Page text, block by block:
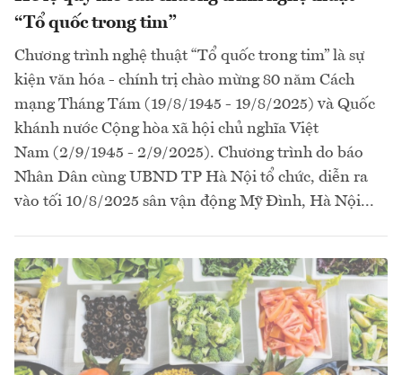
“Tổ quốc trong tim”
Chương trình nghệ thuật “Tổ quốc trong tim” là sự
kiện văn hóa - chính trị chào mừng 80 năm Cách
mạng Tháng Tám (19/8/1945 - 19/8/2025) và Quốc
khánh nước Cộng hòa xã hội chủ nghĩa Việt
Nam (2/9/1945 - 2/9/2025). Chương trình do báo
Nhân Dân cùng UBND TP Hà Nội tổ chức, diễn ra
vào tối 10/8/2025 sân vận động Mỹ Đình, Hà Nội...